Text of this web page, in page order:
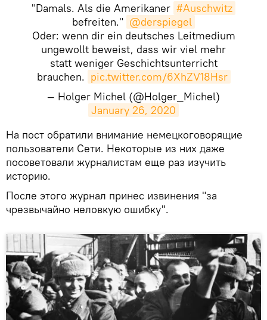
"Damals. Als die Amerikaner #Auschwitz
befreiten." @derspiegel
Oder: wenn dir ein deutsches Leitmedium
ungewollt beweist, dass wir viel mehr
statt weniger Geschichtsunterricht
brauchen. pic.twitter.com/6XhZV18Hsr
— Holger Michel (@Holger_Michel)
January 26, 2020
На пост обратили внимание немецкоговорящие
пользователи Сети. Некоторые из них даже
посоветовали журналистам еще раз изучить
историю.
После этого журнал принес извинения "за
чрезвычайно неловкую ошибку".